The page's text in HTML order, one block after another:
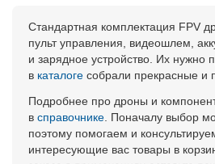
Стандартная комплектация FPV
пульт управления, видеошлем,
и зарядное устройство. Их нужно
в каталоге собрали прекрасные и
Подробнее про дроны и
в справочнике . Поначалу выбор
поэтому помогаем и
интересующие вас товары в